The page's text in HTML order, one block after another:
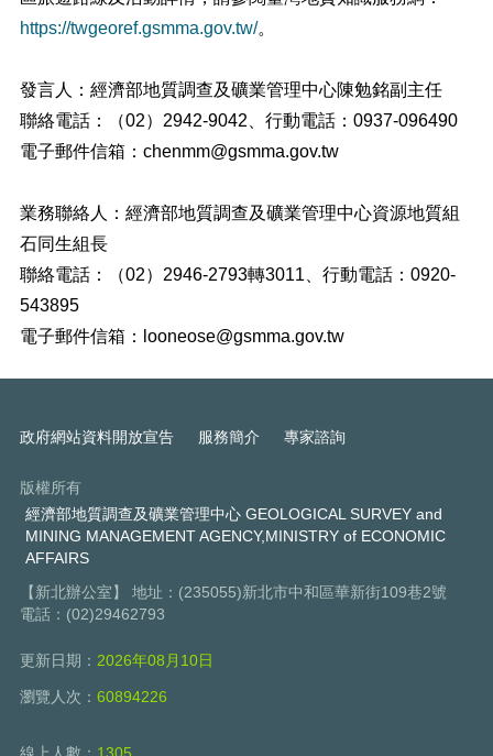
https://twgeoref.gsmma.gov.tw/。
發言人：經濟部地質調查及礦業管理中心陳勉銘副主任
聯絡電話：（02）2942-9042、行動電話：0937-096490
電子郵件信箱：chenmm@gsmma.gov.tw
業務聯絡人：經濟部地質調查及礦業管理中心資源地質組
石同生組長
聯絡電話：（02）2946-2793轉3011、行動電話：0920-
543895
電子郵件信箱：looneose@gsmma.gov.tw
政府網站資料開放宣告 服務簡介 專家諮詢
版權所有
經濟部地質調查及礦業管理中心 GEOLOGICAL SURVEY and
MINING MANAGEMENT AGENCY,MINISTRY of ECONOMIC
AFFAIRS
【新北辦公室】 地址：(235055)新北市中和區華新街109巷2號
電話：(02)29462793
更新日期： 2026年08月10日
瀏覽人次： 60894226